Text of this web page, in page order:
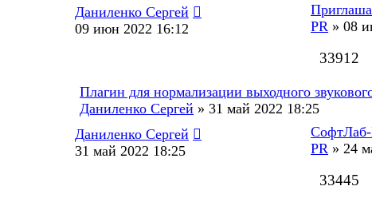
Даниленко Сергей
09 июн 2022 16:12
PR » 08
33912
Плагин для нормализации выходного
Даниленко Сергей » 31 май 2022 18:25
Даниленко Сергей
31 май 2022 18:25
СофтЛаб-
PR » 24
33445